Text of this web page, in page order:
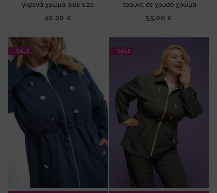
γκρενά χρώμα plus size
40,00 €
τρουκς σε χρυσό χρώμα
55,00 €
SALE SALE